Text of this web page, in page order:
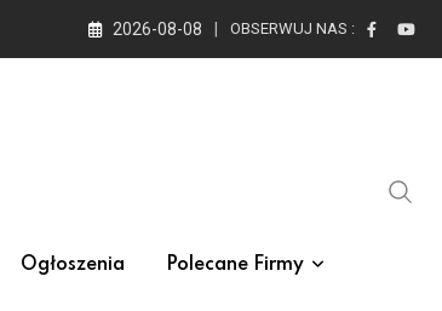
2026-08-08 OBSERWUJ NAS :
Ogłoszenia Polecane Firmy